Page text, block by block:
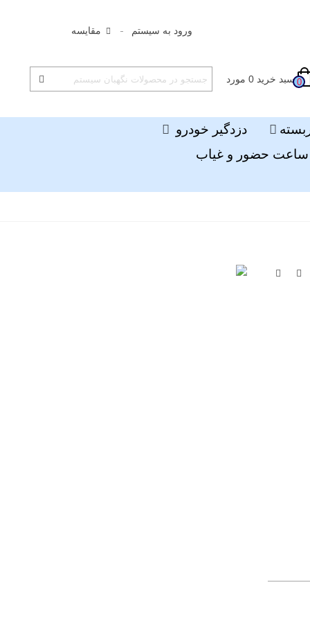
ورود به سیستم مقایسه
0 سبد خرید 0 مورد
دزدگیر خودرو
ساعت حضور و غیاب